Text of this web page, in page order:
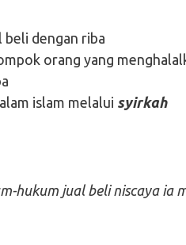
beli dengan riba
orang yang
islam melalui syirkah
hukum jual beli niscaya ia